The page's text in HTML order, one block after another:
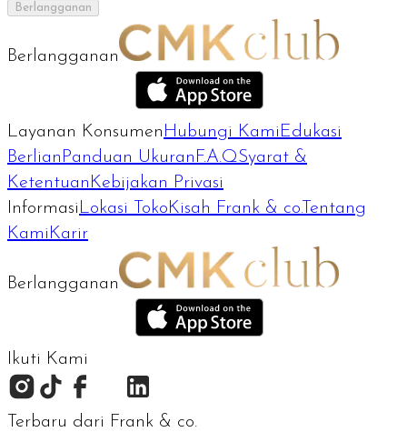
Berlangganan
Berlangganan
Layanan Konsumen Hubungi Kami Edukasi
Berlian Panduan Ukuran F.A.QSyarat &
Ketentuan Kebijakan Privasi
Informasi Lokasi Toko Kisah Frank & co.Tentang
Kami Karir
Berlangganan
Ikuti Kami
Terbaru dari Frank & co.